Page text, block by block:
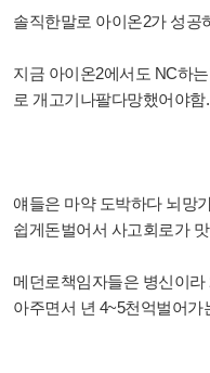
솔직한말로 아이온2가 성공
지금 아이온2에서도 NC하
로 개고기나팔다망했어야함.
얘들은 마약 도박하다 뇌망
쉽게돈벌어서 사고회로가
메던로책임자들은 병신이
아주면서 년 4~5천억벌어가